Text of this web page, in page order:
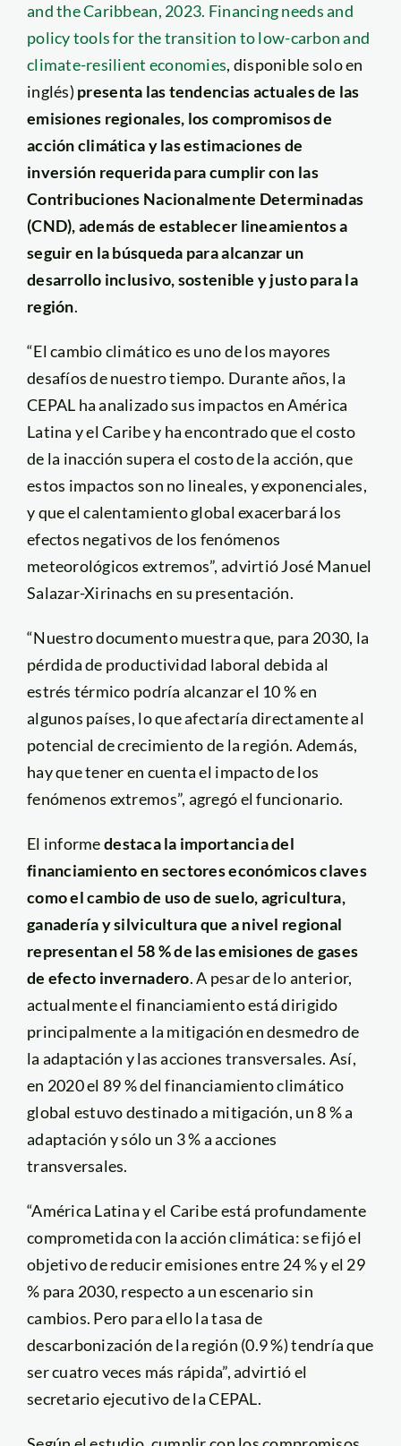
and the Caribbean, 2023. Financing needs and
policy tools for the transition to low-carbon and
climate-resilient economies, disponible solo en
inglés) presenta las tendencias actuales de las
emisiones regionales, los compromisos de
acción climática y las estimaciones de
inversión requerida para cumplir con las
Contribuciones Nacionalmente Determinadas
(CND), además de establecer lineamientos a
seguir en la búsqueda para alcanzar un
desarrollo inclusivo, sostenible y justo para la
región.
“El cambio climático es uno de los mayores
desafíos de nuestro tiempo. Durante años, la
CEPAL ha analizado sus impactos en América
Latina y el Caribe y ha encontrado que el costo
de la inacción supera el costo de la acción, que
estos impactos son no lineales, y exponenciales,
y que el calentamiento global exacerbará los
efectos negativos de los fenómenos
meteorológicos extremos”, advirtió José Manuel
Salazar-Xirinachs en su presentación.
“Nuestro documento muestra que, para 2030, la
pérdida de productividad laboral debida al
estrés térmico podría alcanzar el 10 % en
algunos países, lo que afectaría directamente al
potencial de crecimiento de la región. Además,
hay que tener en cuenta el impacto de los
fenómenos extremos”, agregó el funcionario.
El informedestaca la importancia del
financiamiento en sectores económicos claves
como el cambio de uso de suelo, agricultura,
ganadería y silvicultura que a nivel regional
representan el 58 % de las emisiones de gases
de efecto invernadero. A pesar de lo anterior,
actualmente el financiamiento está dirigido
principalmente a la mitigación en desmedro de
la adaptación y las acciones transversales. Así,
en 2020 el 89 % del financiamiento climático
global estuvo destinado a mitigación, un 8 % a
adaptación y sólo un 3 % a acciones
transversales.
“América Latina y el Caribe está profundamente
comprometida con la acción climática: se fijó el
objetivo de reducir emisiones entre 24 % y el 29
% para 2030, respecto a un escenario sin
cambios. Pero para ello la tasa de
descarbonización de la región (0.9 %) tendría que
ser cuatro veces más rápida”, advirtió el
secretario ejecutivo de la CEPAL.